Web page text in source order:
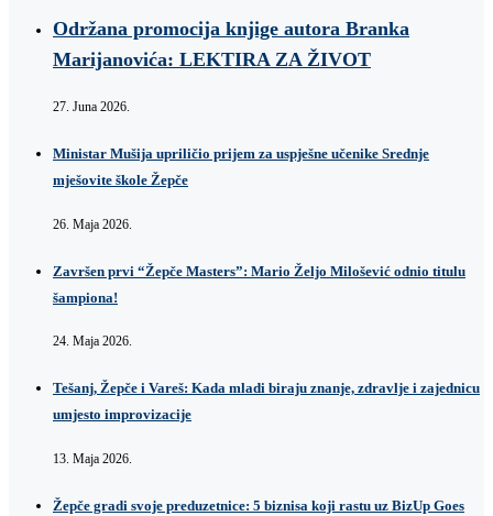
Održana promocija knjige autora Branka
Marijanovića: LEKTIRA ZA ŽIVOT
27. Juna 2026.
Ministar Mušija upriličio prijem za uspješne učenike Srednje
mješovite škole Žepče
26. Maja 2026.
Završen prvi “Žepče Masters”: Mario Željo Milošević odnio titulu
šampiona!
24. Maja 2026.
Tešanj, Žepče i Vareš: Kada mladi biraju znanje, zdravlje i zajednicu
umjesto improvizacije
13. Maja 2026.
Žepče gradi svoje preduzetnice: 5 biznisa koji rastu uz BizUp Goes